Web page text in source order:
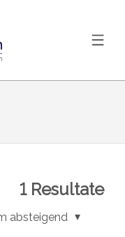
1Resultate
absteigend